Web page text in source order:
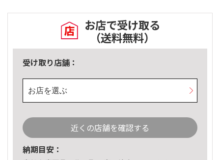
お店で受け取る
（送料無料）
受け取り店舗：
お店を選ぶ
近くの店舗を確認する
納期目安：